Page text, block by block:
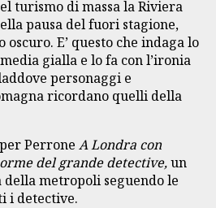
turismo di massa la Riviera
pausa del fuori stagione,
E’ questo che indaga lo
gialla e lo fa con l’ironia
personaggi e
ricordano quelli della
Perrone A Londra con
del grande detective,un
metropoli seguendo le
i detective.